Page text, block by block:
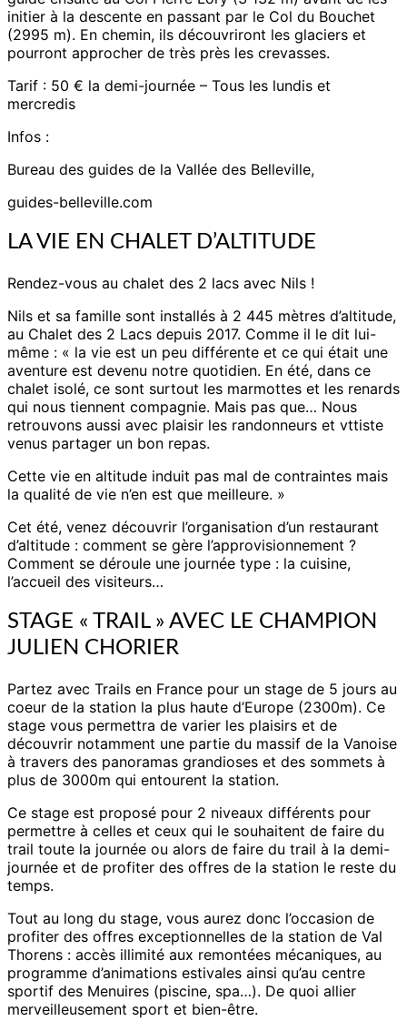
initier à la descente en passant par le Col du Bouchet
(2995 m). En chemin, ils découvriront les glaciers et
pourront approcher de très près les crevasses.
Tarif : 50 € la demi-journée – Tous les lundis et
mercredis
Infos :
Bureau des guides de la Vallée des Belleville,
guides-belleville.com
LA VIE EN CHALET D’ALTITUDE
Rendez-vous au chalet des 2 lacs avec Nils !
Nils et sa famille sont installés à 2 445 mètres d’altitude,
au Chalet des 2 Lacs depuis 2017. Comme il le dit lui-
même : « la vie est un peu différente et ce qui était une
aventure est devenu notre quotidien. En été, dans ce
chalet isolé, ce sont surtout les marmottes et les renards
qui nous tiennent compagnie. Mais pas que… Nous
retrouvons aussi avec plaisir les randonneurs et vttiste
venus partager un bon repas.
Cette vie en altitude induit pas mal de contraintes mais
la qualité de vie n’en est que meilleure. »
Cet été, venez découvrir l’organisation d’un restaurant
d’altitude : comment se gère l’approvisionnement ?
Comment se déroule une journée type : la cuisine,
l’accueil des visiteurs…
STAGE « TRAIL » AVEC LE CHAMPION
JULIEN CHORIER
Partez avec Trails en France pour un stage de 5 jours au
coeur de la station la plus haute d’Europe (2300m). Ce
stage vous permettra de varier les plaisirs et de
découvrir notamment une partie du massif de la Vanoise
à travers des panoramas grandioses et des sommets à
plus de 3000m qui entourent la station.
Ce stage est proposé pour 2 niveaux différents pour
permettre à celles et ceux qui le souhaitent de faire du
trail toute la journée ou alors de faire du trail à la demi-
journée et de profiter des offres de la station le reste du
temps.
Tout au long du stage, vous aurez donc l’occasion de
profiter des offres exceptionnelles de la station de Val
Thorens : accès illimité aux remontées mécaniques, au
programme d’animations estivales ainsi qu’au centre
sportif des Menuires (piscine, spa…). De quoi allier
merveilleusement sport et bien-être.